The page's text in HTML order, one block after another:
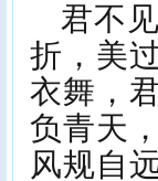
君不
折，美
衣舞，
负青天
风规自